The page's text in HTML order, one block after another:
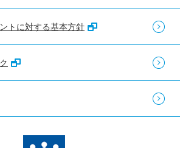
トに対する基本方針